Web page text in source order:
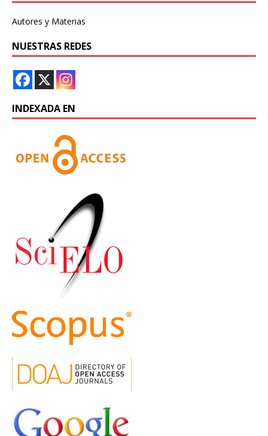
Autores y Materias
NUESTRAS REDES
INDEXADA EN